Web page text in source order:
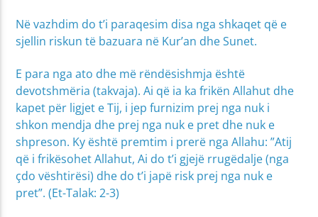
Në vazhdim do t’i paraqesim disa nga shkaqet që e
sjellin riskun të bazuara në Kur’an dhe Sunet.
E para nga ato dhe më rëndësishmja është
devotshmëria (takvaja). Ai që ia ka frikën Allahut dhe
kapet për ligjet e Tij, i jep furnizim prej nga nuk i
shkon mendja dhe prej nga nuk e pret dhe nuk e
shpreson. Ky është premtim i prerë nga Allahu: ”Atij
që i frikësohet Allahut, Ai do t’i gjejë rrugëdalje (nga
çdo vështirësi) dhe do t’i japë risk prej nga nuk e
pret”. (Et-Talak: 2-3)